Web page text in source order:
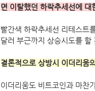
면 이탈했던 하락추세선에
빨간색 하락추세선 리테스트
달러 부근까지 상승시도를 할
결론적으로 상방시 이더리움
이더리움도 비트코인과 마찬